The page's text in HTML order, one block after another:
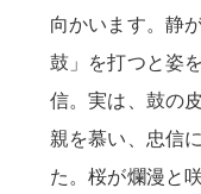
向かいます。静
鼓」を打つと姿
信。実は、鼓の
親を慕い、忠信
た。桜が爛漫と